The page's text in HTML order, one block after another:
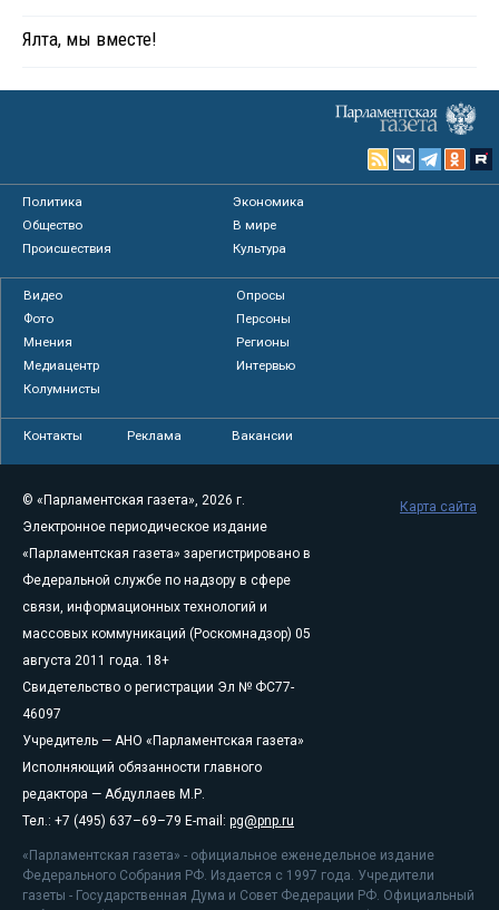
Ялта, мы вместе!
Политика
Экономика
Общество
В мире
Происшествия
Культура
Видео
Опросы
Фото
Персоны
Мнения
Регионы
Медиацентр
Интервью
Колумнисты
Контакты Реклама Вакансии
© «Парламентская газета», 2026 г.
Электронное периодическое издание
«Парламентская газета» зарегистрировано в
Федеральной службе по надзору в сфере
связи, информационных технологий и
массовых коммуникаций (Роскомнадзор) 05
августа 2011 года. 18+
Свидетельство о регистрации Эл № ФС77-
46097
Учредитель — АНО «Парламентская газета»
Исполняющий обязанности главного
редактора — Абдуллаев М.Р.
Тел.: +7 (495) 637–69–79 E-mail: pg@pnp.ru
«Парламентская газета» - официальное еженедельное издание
Федерального Собрания РФ. Издается с 1997 года. Учредители
газеты - Государственная Дума и Совет Федерации РФ. Официальный
Карта сайта